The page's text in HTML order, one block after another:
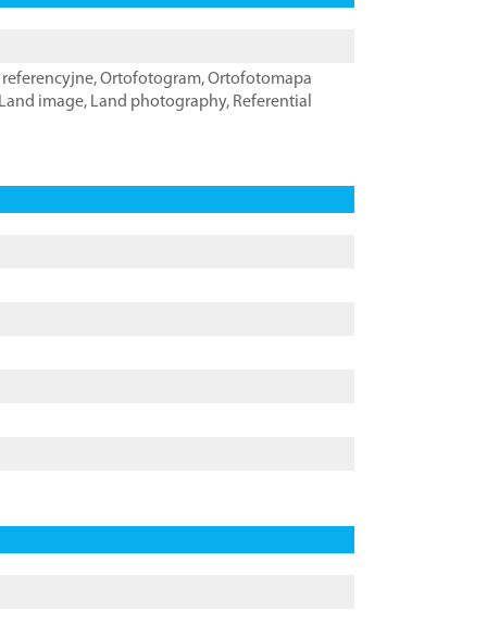
,Ortofotogram,Ortofotomapa
image, Land photography, Referential